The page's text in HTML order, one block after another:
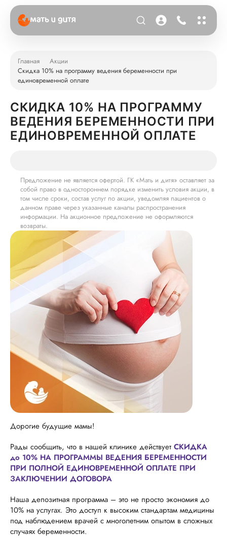
Главная
Акции
Скидка 10% на программу ведения беременности при
единовременной оплате
СКИДКА 10% НА ПРОГРАММУ
ВЕДЕНИЯ БЕРЕМЕННОСТИ ПРИ
ЕДИНОВРЕМЕННОЙ ОПЛАТЕ
Дорогие будущие мамы!
Рады сообщить, что в нашей клинике действуетСКИДКА
до 10% НА ПРОГРАММЫ ВЕДЕНИЯ БЕРЕМЕННОСТИ
ПРИ ПОЛНОЙ ЕДИНОВРЕМЕННОЙ ОПЛАТЕ ПРИ
ЗАКЛЮЧЕНИИ ДОГОВОРА
Наша депозитная программа – это не просто экономия до
10% на услугах. Это доступ к высоким стандартам медицины
под наблюдением врачей с многолетним опытом в сложных
случаях беременности.
Предложение не является офертой. ГК «Мать и дитя» оставляет за
собой право в одностороннем порядке изменить условия акции, в
том числе сроки, состав услуг по акции, уведомляя пациентов о
данном праве через указанные каналы распространения
информации. На акционное предложение не оформляются
возвраты.